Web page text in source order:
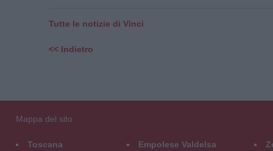
Tutte le notizie di Vinci
<< Indietro
Mappa del sito
Toscana
Empolese Valdelsa